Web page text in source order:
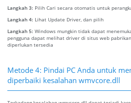
Langkah 3: Pilih Cari secara otomatis untuk
Langkah 4: Lihat Update Driver, dan pilih
Langkah 5: Windows mungkin tidak dapat
pengguna dapat melihat driver di situs web
diperlukan tersedia
Metode 4: Pindai PC Anda untuk
diperbaiki kesalahan wmvcore.dll